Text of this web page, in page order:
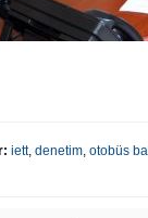
iett, denetim, otobüs